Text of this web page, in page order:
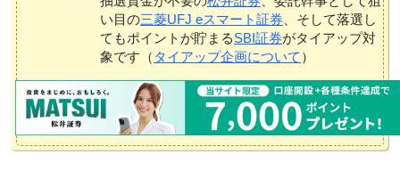
い目の三菱UFJ eスマート証券 、そして落選し
てもポイントが貯まるSBI証券がタイアップ対
象です（ タイアップ企画について ）